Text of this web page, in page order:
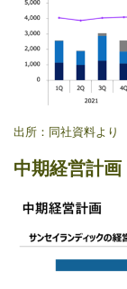
出所：同社資料より
中期経営計画